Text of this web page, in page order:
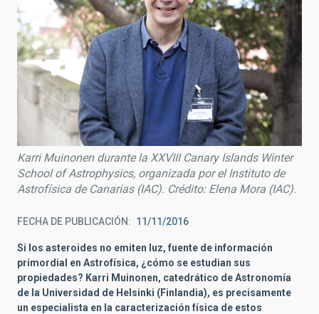
Karri Muinonen durante la XXVIII Canary Islands Winter
School of Astrophysics, organizada por el Instituto de
Astrofísica de Canarias (IAC). Crédito: Elena Mora (IAC).
FECHA DE PUBLICACIÓN 11/11/2016
Si los asteroides no emiten luz, fuente de información
primordial en Astrofísica, ¿cómo se estudian sus
propiedades? Karri Muinonen, catedrático de Astronomía
de la Universidad de Helsinki (Finlandia), es precisamente
un especialista en la caracterización física de estos